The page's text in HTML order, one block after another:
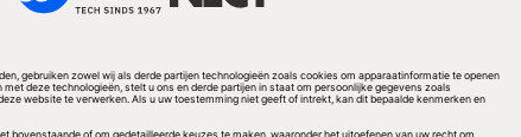
of bedreiging
tussen deze groep en jeugdige daders